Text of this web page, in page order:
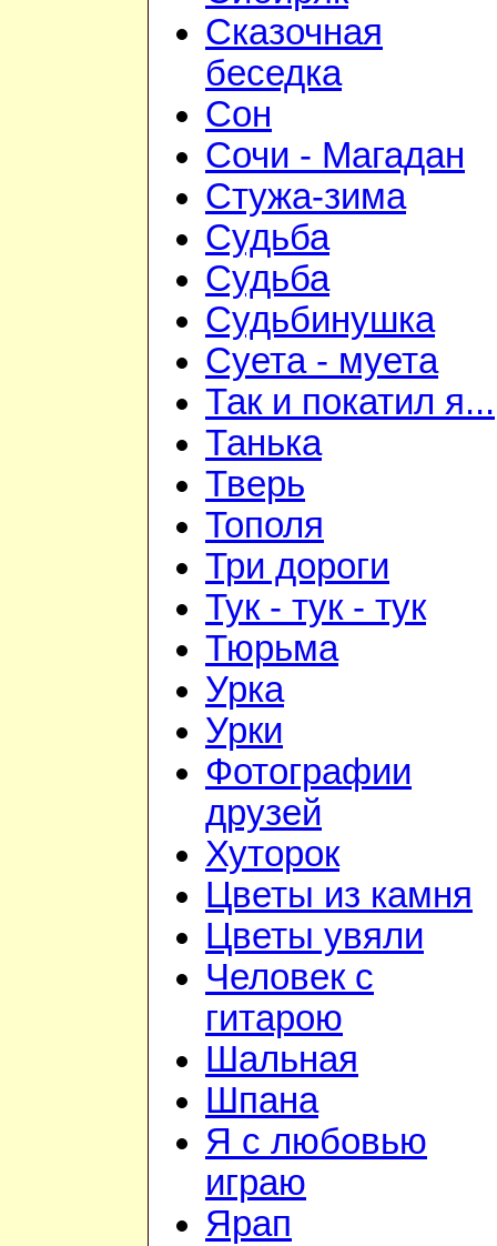
Сказочная
беседка
Сон
Сочи - Магадан
Стужа-зима
Судьба
Судьба
Судьбинушка
Суета - муета
Так и покатил я...
Танька
Тверь
Тополя
Три дороги
Тук - тук - тук
Тюрьма
Урка
Урки
Фотографии
друзей
Хуторок
Цветы из камня
Цветы увяли
Человек с
гитарою
Шальная
Шпана
Я с любовью
играю
Ярап